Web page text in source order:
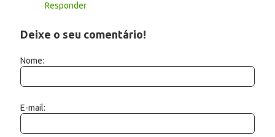
Responder
Deixe o seu comentário!
Nome:
E-mail: